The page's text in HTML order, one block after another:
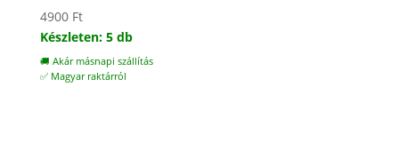
4900 Ft
Készleten: 5 db
🚚 Akár másnapi szállítás
✅ Magyar raktárról